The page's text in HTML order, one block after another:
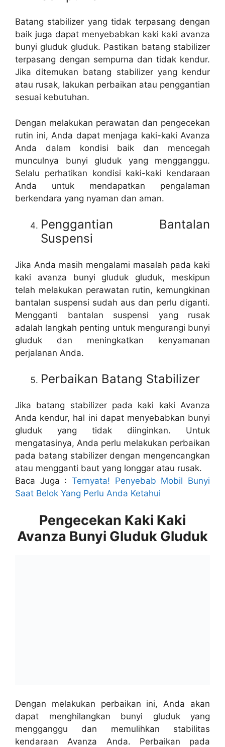
Batang stabilizer yang tidak terpasang dengan
baik juga dapat menyebabkan kaki kaki avanza
bunyi gluduk gluduk. Pastikan batang stabilizer
terpasang dengan sempurna dan tidak kendur.
Jika ditemukan batang stabilizer yang kendur
atau rusak, lakukan perbaikan atau penggantian
sesuai kebutuhan.
Dengan melakukan perawatan dan pengecekan
rutin ini, Anda dapat menjaga kaki-kaki Avanza
Anda dalam kondisi baik dan mencegah
munculnya bunyi gluduk yang mengganggu.
Selalu perhatikan kondisi kaki-kaki kendaraan
Anda untuk mendapatkan pengalaman
berkendara yang nyaman dan aman.
Penggantian Bantalan
Suspensi
Jika Anda masih mengalami masalah pada kaki
kaki avanza bunyi gluduk gluduk, meskipun
telah melakukan perawatan rutin, kemungkinan
bantalan suspensi sudah aus dan perlu diganti.
Mengganti bantalan suspensi yang rusak
adalah langkah penting untuk mengurangi bunyi
gluduk dan meningkatkan kenyamanan
perjalanan Anda.
Perbaikan Batang Stabilizer
Jika batang stabilizer pada kaki kaki Avanza
Anda kendur, hal ini dapat menyebabkan bunyi
gluduk yang tidak diinginkan. Untuk
mengatasinya, Anda perlu melakukan perbaikan
pada batang stabilizer dengan mengencangkan
atau mengganti baut yang longgar atau rusak.
Baca Juga : Ternyata! Penyebab Mobil Bunyi
Saat Belok Yang Perlu Anda Ketahui
Pengecekan Kaki Kaki
Avanza Bunyi Gluduk Gluduk
Dengan melakukan perbaikan ini, Anda akan
dapat menghilangkan bunyi gluduk yang
mengganggu dan memulihkan stabilitas
kendaraan Avanza Anda. Perbaikan pada